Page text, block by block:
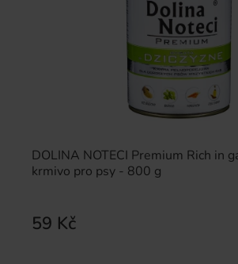
DOLINA NOTECI Premium Rich in
krmivo pro psy - 800 g
59 Kč